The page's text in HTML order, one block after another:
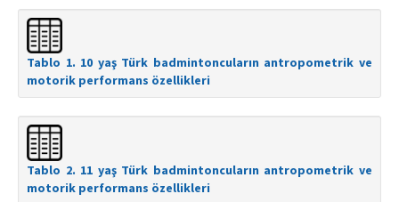
Tablo 1. 10 yaş Türk badmintoncuların antropometrik ve
motorik performans özellikleri
Tablo 2. 11 yaş Türk badmintoncuların antropometrik ve
motorik performans özellikleri